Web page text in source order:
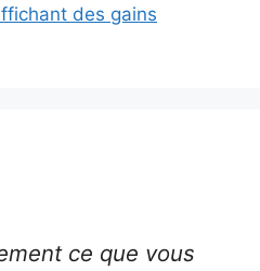
des gains
ce que vous